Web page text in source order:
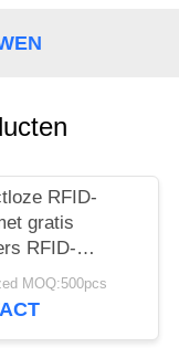
RFID-
gratis
RFID-
Afdruk
MOQ:500pcs